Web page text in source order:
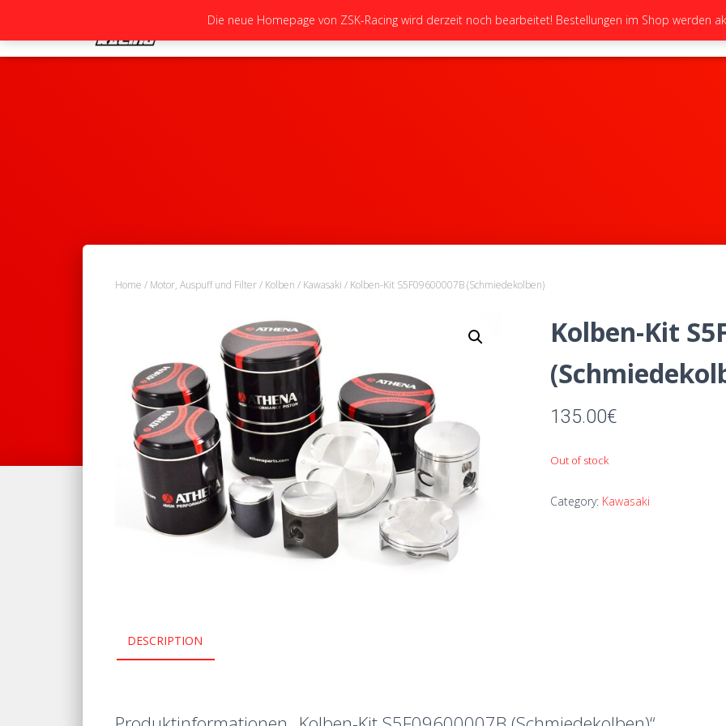
STARTSEITE NEUIGKEITEN GALERIE
Home / Motor, Auspuff und Filter/ Kolben / Kawasaki / Kolben-Kit S5F09600007B (Schmiedekolben)
Kolben-Kit
135.00€
Out of stock
Category: Kawasaki
DESCRIPTION
Die neue Homepage von ZSK-Racing wird derzeit noch bearbeitet! Bestellungen im Shop werden